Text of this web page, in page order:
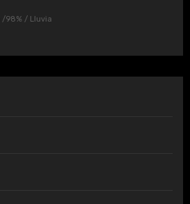
/98% / Lluvia